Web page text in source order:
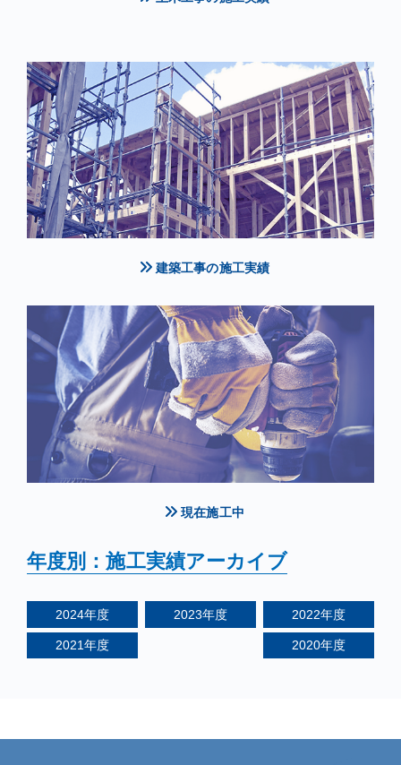
建築工事の施工実績
現在施工中
年度別：施工実績アーカイブ
2024年度 2023年度 2022年度
2021年度 2020年度